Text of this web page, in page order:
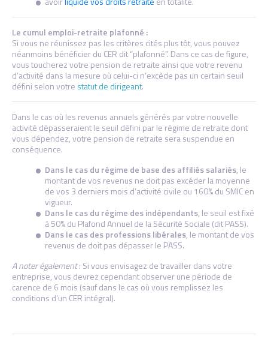
Le cumul emploi-retraite plafonné :
Si vous ne réunissez pas les critères cités plus tôt, vous pouvez
néanmoins bénéficier du CER dit “plafonné”. Dans ce cas de figure,
vous toucherez votre pension de retraite ainsi que votre revenu
d’activité dans la mesure où celui-ci n’excède pas un certain seuil
défini selon votre statut de dirigeant.
Dans le cas où les revenus annuels générés par votre nouvelle
activité dépasseraient le seuil défini par le régime de retraite dont
vous dépendez, votre pension de retraite sera suspendue en
conséquence.
Dans le cas du régime de base des affiliés salariés, le
montant de vos revenus ne doit pas excéder la moyenne
de vos 3 derniers mois d’activité civile ou 160% du SMIC en
vigueur.
Dans le cas du régime des indépendants, le seuil est fixé
à 50% du Plafond Annuel de la Sécurité Sociale (dit PASS).
Dans le cas des professions libérales, le montant de vos
revenus de doit pas dépasser le PASS.
A noter également: Si vous envisagez de travailler dans votre
entreprise, vous devrez cependant observer une période de
carence de 6 mois (sauf dans le cas où vous remplissez les
conditions d’un CER intégral).